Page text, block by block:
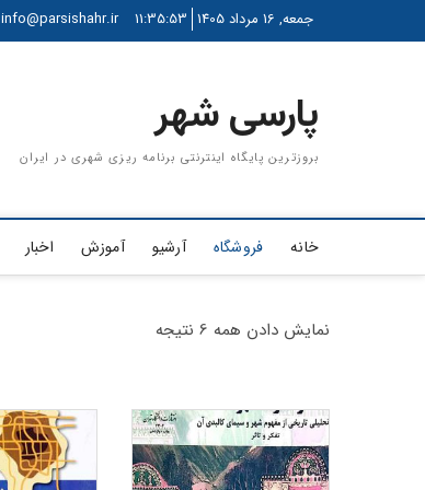
to
جمعه, 16 مرداد 1405 11:35:53
info@parsishahr.ir
پارسی شهر
بروزترین پایگاه اینترنتی برنامه ریزی شهری در ایران
خانه فروشگاه آرشیو آموزش اخبار
نمایش دادن همه 6 نتیجه